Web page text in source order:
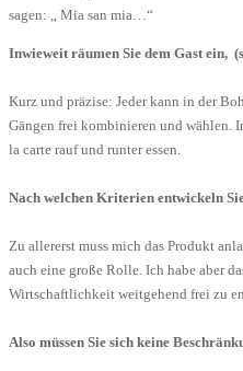
sagen: „ Mia san mia…“
Inwieweit räumen Sie dem Gast ein,
Kurz und präzise: Jeder kann in der
Gängen frei kombinieren und wählen.
la carte rauf und runter essen.
Nach welchen Kriterien entwickeln
Zu allererst muss mich das Produkt
auch eine große Rolle. Ich habe aber
Wirtschaftlichkeit weitgehend frei zu
Also müssen Sie sich keine